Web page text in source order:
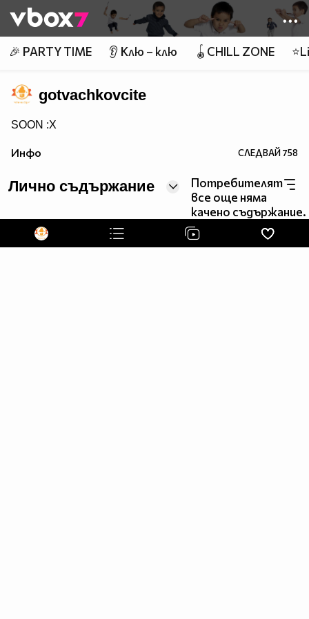
👾
🎉 PARTY TIME 👂 Клю – клю 🪀CHILL ZONE
gotvachkovcite
SOON :X
Инфо СЛЕДВАЙ758
Лично съдържание
Потребителят
все още няма
качено съдържание.